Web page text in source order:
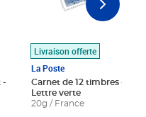
-
Livraison offerte
La Poste
Carnet de 12 timbres - Le
Lettre verte
20g / France